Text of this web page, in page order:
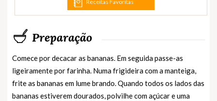
Receitas Favoritas
Preparação
Comece por decacar as bananas. Em seguida passe-as
ligeiramente por farinha. Numa frigideira com a manteiga,
frite as bananas em lume brando. Quando todos os lados das
bananas estiverem dourados, polvilhe com açúcar e uma